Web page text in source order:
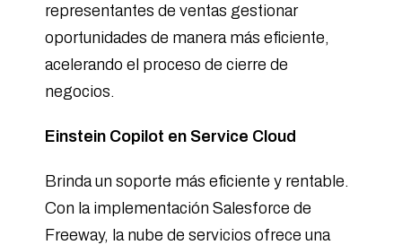
representantes de ventas gestionar
oportunidades de manera más eficiente,
acelerando el proceso de cierre de
negocios.
Einstein Copilot en Service Cloud
Brinda un soporte más eficiente y rentable.
Con la implementación Salesforce de
Freeway, la nube de servicios ofrece una